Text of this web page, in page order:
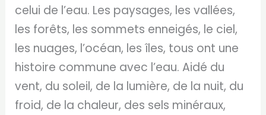
celui de l’eau. Les paysages, les vallées,
les forêts, les sommets enneigés, le ciel,
les nuages, l’océan, les îles, tous ont une
histoire commune avec l’eau. Aidé du
vent, du soleil, de la lumière, de la nuit, du
froid, de la chaleur, des sels minéraux,